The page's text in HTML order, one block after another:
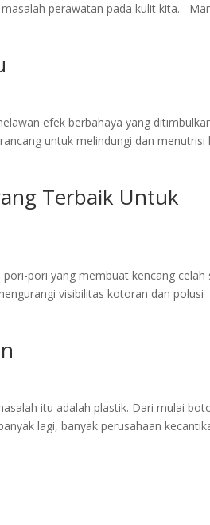
masalah perawatan pada kulit kita.
efek berbahaya yang
untuk melindungi dan menutrisi
Terbaik Untuk
pori yang membuat kencang celah
visibilitas kotoran dan polusi
itu adalah plastik. Dari mulai
lagi, banyak perusahaan